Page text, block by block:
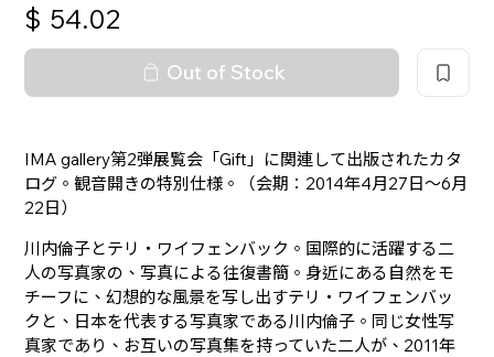
$ 54.02
Out of Stock
IMA gallery第2弾展覧会「Gift」に関連して出版されたカタ
ログ。観音開きの特別仕様。（会期：2014年4月27日～6月
22日）
川内倫子とテリ・ワイフェンバック。国際的に活躍する二
人の写真家の、写真による往復書簡。身近にある自然をモ
チーフに、幻想的な風景を写し出すテリ・ワイフェンバッ
クと、日本を代表する写真家である川内倫子。同じ女性写
真家であり、お互いの写真集を持っていた二人が、2011年